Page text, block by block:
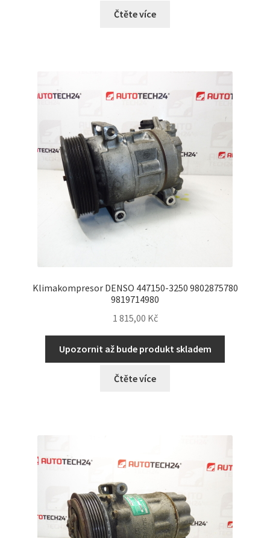
Čtěte více
Klimakompresor DENSO 447150-3250 9802875780
9819714980
1 815,00 Kč
Upozornit až bude produkt skladem
Čtěte více